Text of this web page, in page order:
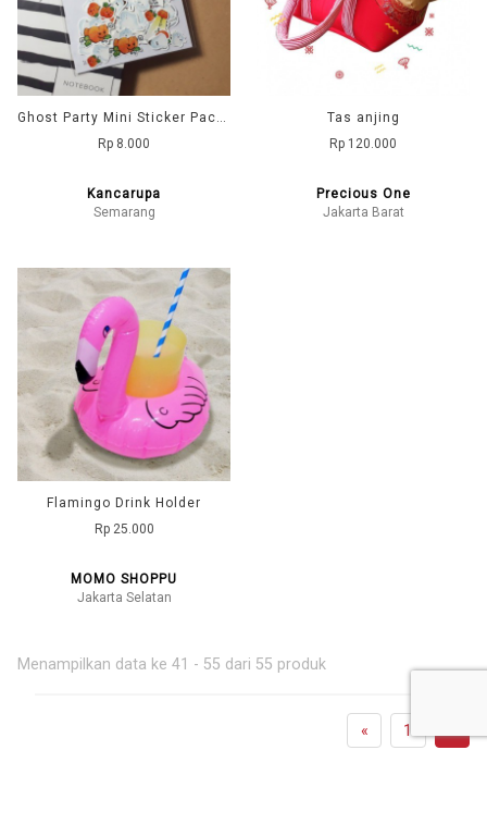
Ghost Party Mini Sticker Pack 48 pcs
Rp 8.000
Kancarupa
Semarang
Tas anjing
Rp 120.000
Precious One
Jakarta Barat
Flamingo Drink Holder
Rp 25.000
MOMO SHOPPU
Jakarta Selatan
Menampilkan data ke 41 - 55 dari 55 produk
« 1